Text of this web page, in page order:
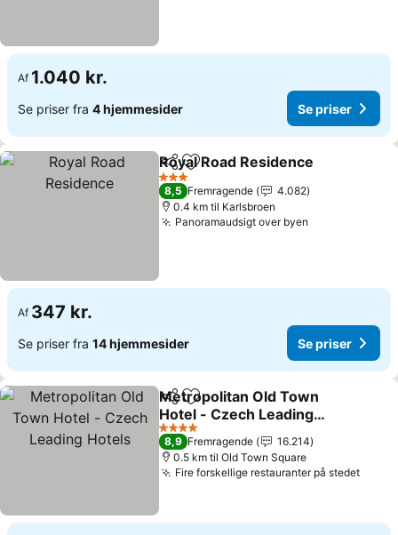
Af 1.040 kr.
Se priser fra 4 hjemmesider Se priser
Del Føj til favoritter
Royal Road Residence
3 Stjerner
8,5 Fremragende
4.082
0.4 km til Karlsbroen
Panoramaudsigt over byen
Af 347 kr.
Se priser fra 14 hjemmesider Se priser
Del Føj til favoritter
Metropolitan Old Town
Hotel - Czech Leading
Hotels
Se priser
4 Stjerner
8,9 Fremragende
16.214
0.5 km til Old Town Square
Fire forskellige restauranter på stedetSe